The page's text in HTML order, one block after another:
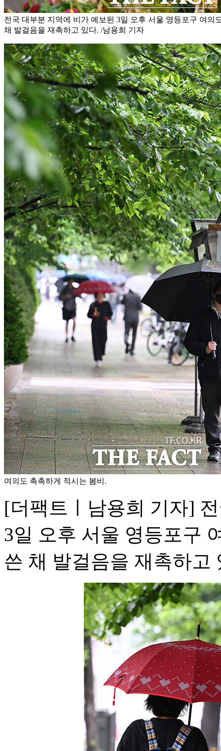
전국 대부분 지역에 비가 예보된 3일 오후 서울 영등포구 여의
채 발걸음을 재촉하고 있다. /남용희 기자
여의도 촉촉하게 적시는 봄비.
[더팩트ㅣ남용희 기자]
3일 오후 서울 영등포구
쓴 채 발걸음을 재촉하고